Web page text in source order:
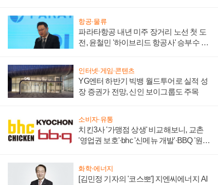
항공·물류
파라타항공 내년 미주 장거리 노선 첫 도
전, 윤철민 '하이브리드 항공사' 승부수 통
인터넷·게임·콘텐츠
YG엔터 하반기 빅뱅 월드투어로 실적 성
장 증권가 전망, 신인 보이그룹도 주목
소비자·유통
치킨3사 '가맹점 상생' 비교해보니, 교촌
'영업권 보호'·bhc '신메뉴 개발'·BBQ '원가
화학·에너지
[김민정 기자의 '코스뽀'] 지엔씨에너지 AI